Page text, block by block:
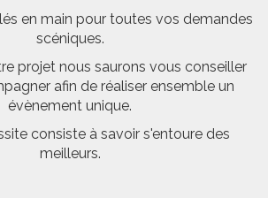
en main pour toutes vos demandes
scéniques.
projet nous saurons vous conseiller
afin de réaliser ensemble un
évènement unique.
consiste à savoir s'entoure des
meilleurs.